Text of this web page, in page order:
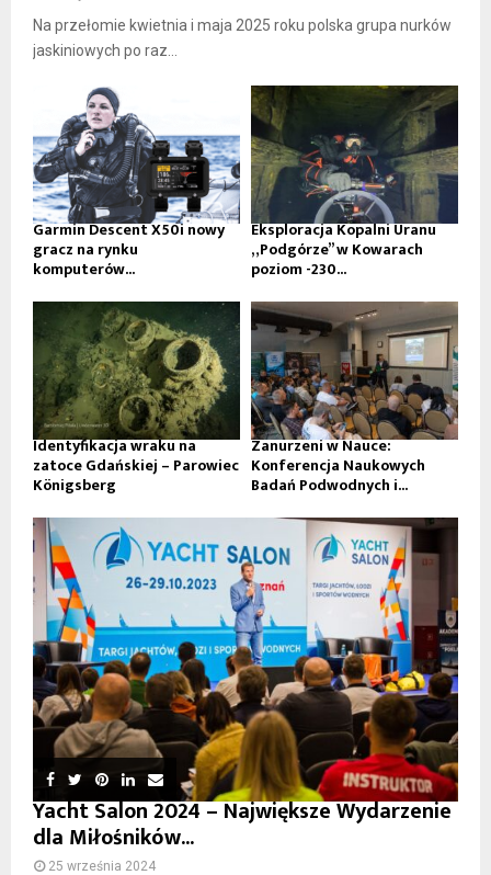
Na przełomie kwietnia i maja 2025 roku polska grupa nurków
jaskiniowych po raz...
Garmin Descent X50i nowy
gracz na rynku
komputerów...
Eksploracja Kopalni Uranu
„Podgórze” w Kowarach
poziom -230...
Identyfikacja wraku na
zatoce Gdańskiej – Parowiec
Königsberg
Zanurzeni w Nauce:
Konferencja Naukowych
Badań Podwodnych i...
Yacht Salon 2024 – Największe Wydarzenie
dla Miłośników...
25 września 2024